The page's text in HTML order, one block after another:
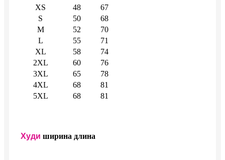
XS 48
67
S
50
68
M
52
70
L
55
71
XL
58
74
2XL
60
76
3XL
65
78
4XL
68
81
5XL
68 81
Худи ширина длина